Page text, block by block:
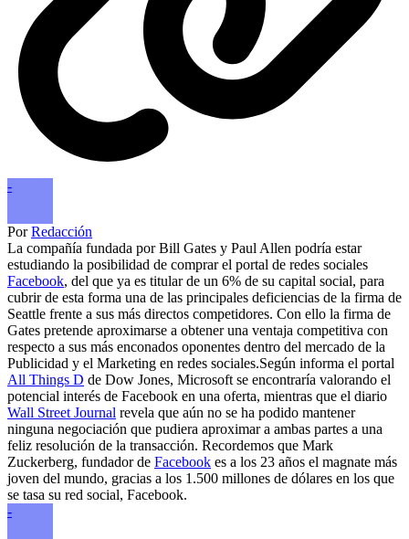
-
PorRedacción
La compañía fundada por Bill Gates y Paul Allen podría estar
estudiando la posibilidad de comprar el portal de redes sociales
Facebook, del que ya es titular de un 6% de su capital social, para
cubrir de esta forma una de las principales deficiencias de la firma de
Seattle frente a sus más directos competidores. Con ello la firma de
Gates pretende aproximarse a obtener una ventaja competitiva con
respecto a sus más enconados oponentes dentro del mercado de la
Publicidad y el Marketing en redes sociales.Según informa el portal
All Things D de Dow Jones, Microsoft se encontraría valorando el
potencial interés de Facebook en una oferta, mientras que el diario
Wall Street Journal revela que aún no se ha podido mantener
ninguna negociación que pudiera aproximar a ambas partes a una
feliz resolución de la transacción. Recordemos que Mark
Zuckerberg, fundador de Facebook es a los 23 años el magnate más
joven del mundo, gracias a los 1.500 millones de dólares en los que
se tasa su red social, Facebook.
-